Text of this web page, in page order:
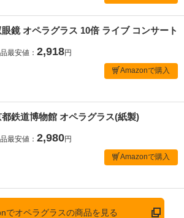
眼鏡 オペラグラス 10倍 ライブ コンサート
最安値： 2,918円
Amazonで購入
都鉄道博物館 オペラグラス(紙製)
最安値： 2,980円
Amazonで購入
でオペラグラスの商品を見る